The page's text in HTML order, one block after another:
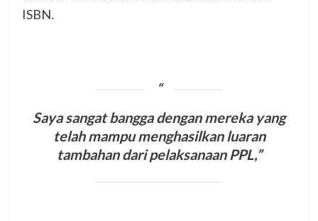
ISBN.
Saya sangat bangga dengan mereka yang
telah mampu menghasilkan luaran
tambahan dari pelaksanaan PPL,”